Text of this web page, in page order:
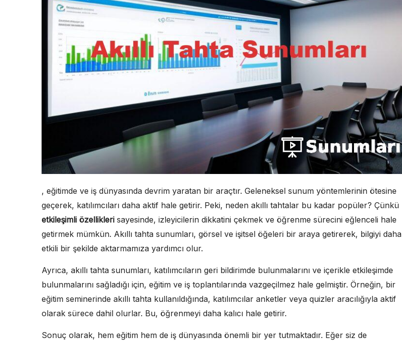
, eğitimde ve iş dünyasında devrim yaratan bir araçtır. Geleneksel sunum yöntemlerinin ötesine
geçerek, katılımcıları daha aktif hale getirir. Peki, neden akıllı tahtalar bu kadar popüler? Çünkü
etkileşimli özellikleri sayesinde, izleyicilerin dikkatini çekmek ve öğrenme sürecini eğlenceli hale
getirmek mümkün. Akıllı tahta sunumları, görsel ve işitsel öğeleri bir araya getirerek, bilgiyi daha
etkili bir şekilde aktarmamıza yardımcı olur.
Ayrıca, akıllı tahta sunumları, katılımcıların geri bildirimde bulunmalarını ve içerikle etkileşimde
bulunmalarını sağladığı için, eğitim ve iş toplantılarında vazgeçilmez hale gelmiştir. Örneğin, bir
eğitim seminerinde akıllı tahta kullanıldığında, katılımcılar anketler veya quizler aracılığıyla aktif
olarak sürece dahil olurlar. Bu, öğrenmeyi daha kalıcı hale getirir.
Sonuç olarak, hem eğitim hem de iş dünyasında önemli bir yer tutmaktadır. Eğer siz de